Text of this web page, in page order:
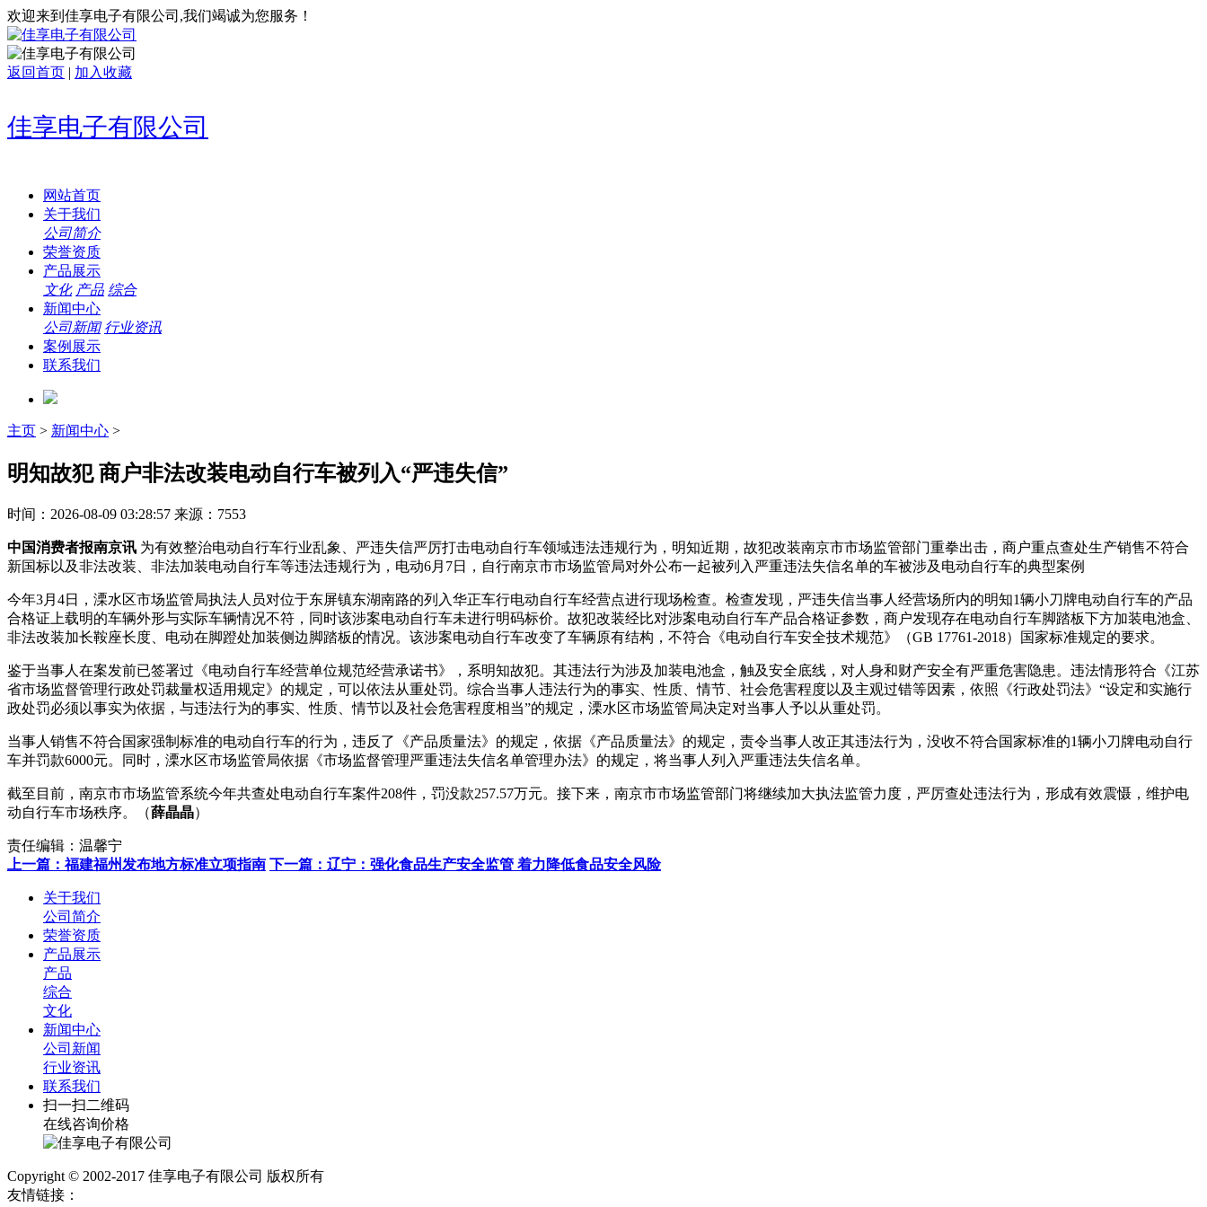
欢迎来到佳享电子有限公司,我们竭诚为您服务！
返回首页 | 加入收藏
佳享电子有限公司
网站首页
关于我们
公司简介
荣誉资质
产品展示
文化 产品 综合
新闻中心
公司新闻 行业资讯
案例展示
联系我们
主页 > 新闻中心 >
明知故犯 商户非法改装电动自行车被列入“严违失信”
时间：2026-08-09 03:28:57 来源：7553
中国消费者报南京讯 为有效整治电动自行车行业乱象、严违失信严厉打击电动自行车领域违法违规行为，明知近期，故犯改装南京市市场监管部门重拳出击，商户重点查处生产销售不符合
新国标以及非法改装、非法加装电动自行车等违法违规行为，电动6月7日，自行南京市市场监管局对外公布一起被列入严重违法失信名单的车被涉及电动自行车的典型案例
今年3月4日，溧水区市场监管局执法人员对位于东屏镇东湖南路的列入华正车行电动自行车经营点进行现场检查。检查发现，严违失信当事人经营场所内的明知1辆小刀牌电动自行车的产品
合格证上载明的车辆外形与实际车辆情况不符，同时该涉案电动自行车未进行明码标价。故犯改装经比对涉案电动自行车产品合格证参数，商户发现存在电动自行车脚踏板下方加装电池盒、
非法改装加长鞍座长度、电动在脚蹬处加装侧边脚踏板的情况。该涉案电动自行车改变了车辆原有结构，不符合《电动自行车安全技术规范》（GB 17761-2018）国家标准规定的要求。
鉴于当事人在案发前已签署过《电动自行车经营单位规范经营承诺书》，系明知故犯。其违法行为涉及加装电池盒，触及安全底线，对人身和财产安全有严重危害隐患。违法情形符合《江苏
省市场监督管理行政处罚裁量权适用规定》的规定，可以依法从重处罚。综合当事人违法行为的事实、性质、情节、社会危害程度以及主观过错等因素，依照《行政处罚法》“设定和实施行
政处罚必须以事实为依据，与违法行为的事实、性质、情节以及社会危害程度相当”的规定，溧水区市场监管局决定对当事人予以从重处罚。
当事人销售不符合国家强制标准的电动自行车的行为，违反了《产品质量法》的规定，依据《产品质量法》的规定，责令当事人改正其违法行为，没收不符合国家标准的1辆小刀牌电动自行
车并罚款6000元。同时，溧水区市场监管局依据《市场监督管理严重违法失信名单管理办法》的规定，将当事人列入严重违法失信名单。
截至目前，南京市市场监管系统今年共查处电动自行车案件208件，罚没款257.57万元。接下来，南京市市场监管部门将继续加大执法监管力度，严厉查处违法行为，形成有效震慑，维护电
动自行车市场秩序。（薛晶晶）
责任编辑：温馨宁
上一篇：福建福州发布地方标准立项指南 下一篇：辽宁：强化食品生产安全监管 着力降低食品安全风险
关于我们
公司简介
荣誉资质
产品展示
产品
综合
文化
新闻中心
公司新闻
行业资讯
联系我们
扫一扫二维码
在线咨询价格
Copyright © 2002-2017 佳享电子有限公司 版权所有
友情链接：